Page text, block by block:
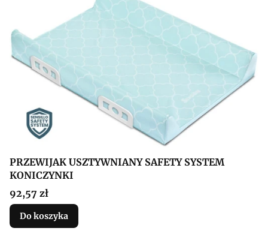
PRZEWIJAK USZTYWNIANY SAFETY SYSTEM
KONICZYNKI
Cena
92,57 zł
Do koszyka